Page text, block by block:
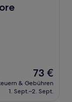
Ann Arbor/
Der
Preis
beträgt
73 €
& Gebühren
1. Sept.–2. Sept.